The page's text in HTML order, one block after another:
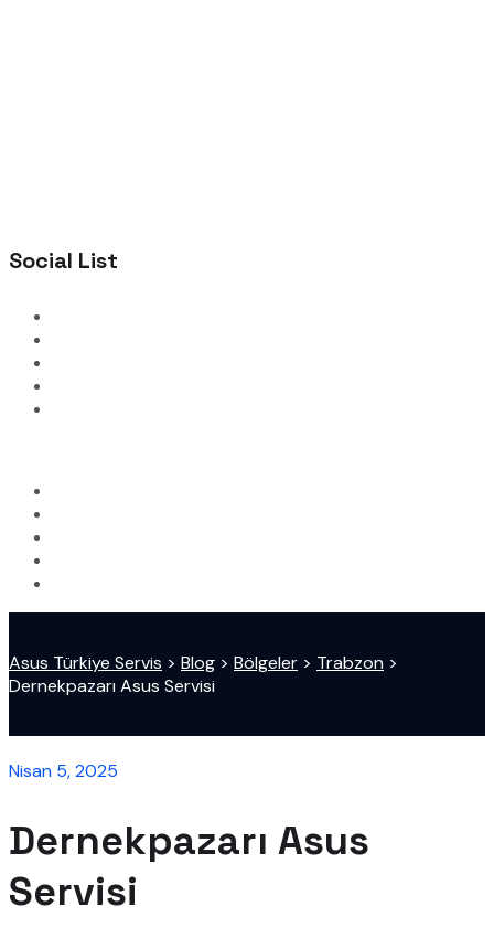
Social List
Asus Türkiye Servis > Blog > Bölgeler > Trabzon >
Dernekpazarı Asus Servisi
Nisan 5, 2025
Dernekpazarı Asus
Servisi